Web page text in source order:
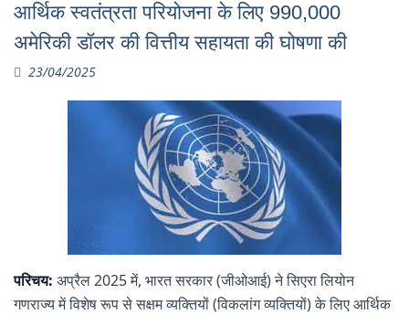
आर्थिक स्वतंत्रता परियोजना के लिए 990,000
अमेरिकी डॉलर की वित्तीय सहायता की घोषणा की
23/04/2025
परिचय: अप्रैल 2025 में, भारत सरकार (जीओआई) ने सिएरा लियोन
गणराज्य में विशेष रूप से सक्षम व्यक्तियों (विकलांग व्यक्तियों) के लिए आर्थिक